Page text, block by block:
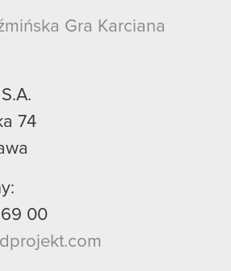
Gra Karciana
74
69 00